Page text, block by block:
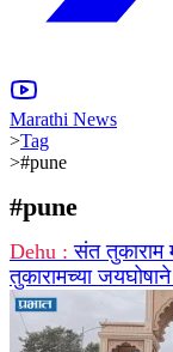
Marathi News
>Tag
>#pune
#pune
Dehu : संत तुकाराम
तुकारामच्या